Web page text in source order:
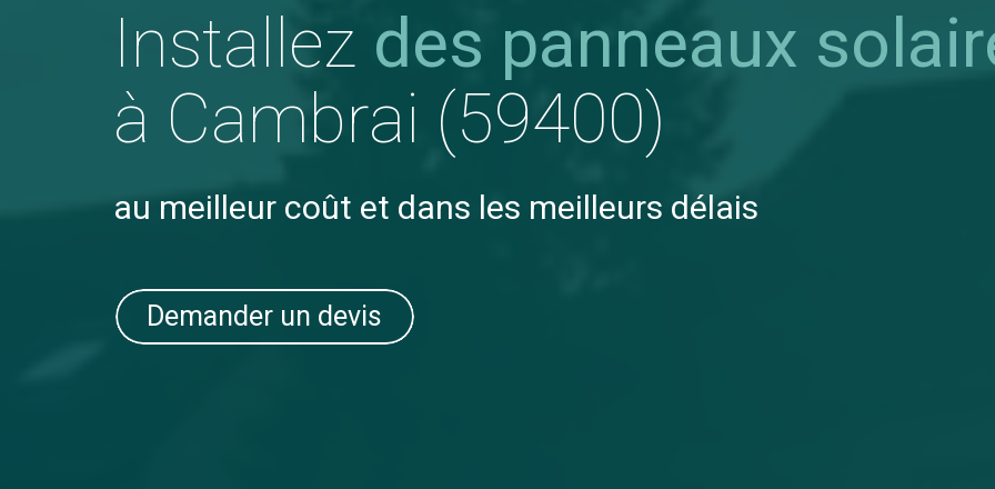
Installez des panneaux
à Cambrai (59400)
au meilleur coût et dans les meilleurs délais
Demander un devis